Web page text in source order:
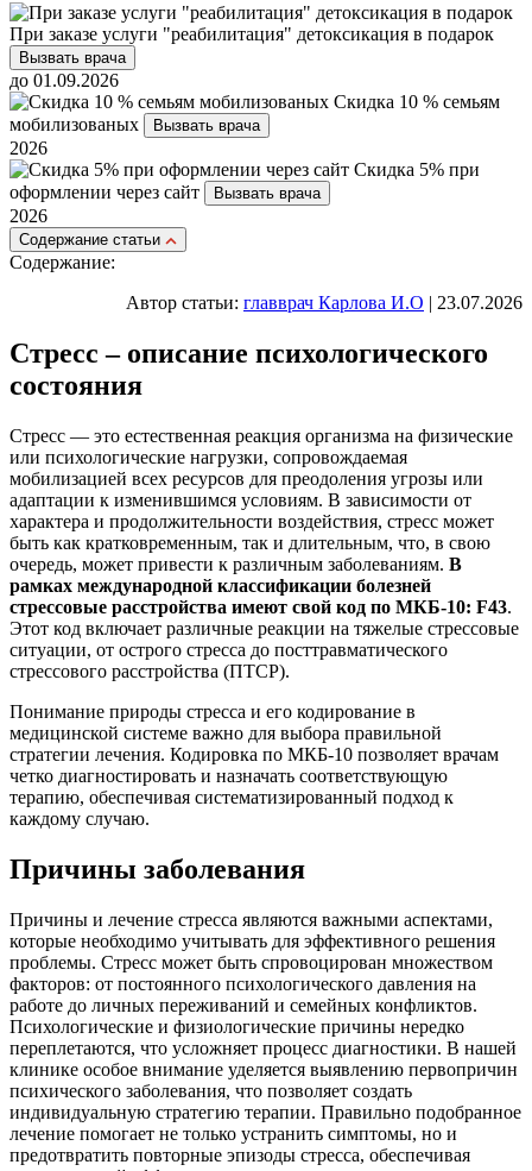
При заказе услуги "реабилитация" детоксикация в подарок
Вызвать врача
до 01.09.2026
Скидка 10 % семьям
мобилизованых
Вызвать врача
2026
Скидка 5% при
оформлении через сайт
Вызвать врача
2026
Cодержание статьи
Содержание:
Автор статьи: главврач Карлова И.О | 23.07.2026
Стресс – описание психологического
состояния
Стресс — это естественная реакция организма на физические
или психологические нагрузки, сопровождаемая
мобилизацией всех ресурсов для преодоления угрозы или
адаптации к изменившимся условиям. В зависимости от
характера и продолжительности воздействия, стресс может
быть как кратковременным, так и длительным, что, в свою
очередь, может привести к различным заболеваниям. В
рамках международной классификации болезней
стрессовые расстройства имеют свой код по МКБ-10: F43.
Этот код включает различные реакции на тяжелые стрессовые
ситуации, от острого стресса до посттравматического
стрессового расстройства (ПТСР).
Понимание природы стресса и его кодирование в
медицинской системе важно для выбора правильной
стратегии лечения. Кодировка по МКБ-10 позволяет врачам
четко диагностировать и назначать соответствующую
терапию, обеспечивая систематизированный подход к
каждому случаю.
Причины заболевания
Причины и лечение стресса являются важными аспектами,
которые необходимо учитывать для эффективного решения
проблемы. Стресс может быть спровоцирован множеством
факторов: от постоянного психологического давления на
работе до личных переживаний и семейных конфликтов.
Психологические и физиологические причины нередко
переплетаются, что усложняет процесс диагностики. В нашей
клинике особое внимание уделяется выявлению первопричин
психического заболевания, что позволяет создать
индивидуальную стратегию терапии. Правильно подобранное
лечение помогает не только устранить симптомы, но и
предотвратить повторные эпизоды стресса, обеспечивая